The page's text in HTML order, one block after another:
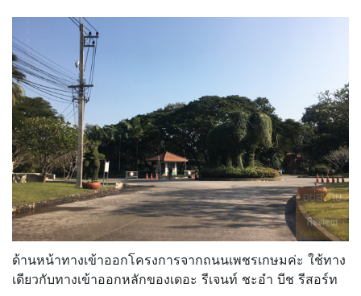
ด้านหน้าทางเข้าออกโครงการจากถนนเพชรเกษมค่ะ ใช้ทาง
เดียวกับทางเข้าออกหลักของเดอะ รีเจนท์ ชะอำ บีช รีสอร์ท